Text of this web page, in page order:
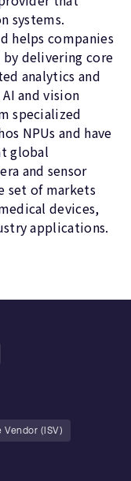
systems.
helps companies
delivering core
analytics and
and vision
specialized
NPUs and have
global
and sensor
set of markets
devices,
applications.
Vendor (ISV)